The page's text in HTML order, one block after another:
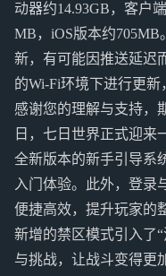
动器约14.93GB，客户
MB，iOS版本约705MB
新，有可能因推送延迟
的Wi-Fi环境下进行更新
感谢您的理解与支持，
日，七日世界正式迎来
全新版本的新手引导系
入门体验。此外，登录
便捷高效，提升玩家的
新增的禁区模式引入了
与挑战，让战斗变得更